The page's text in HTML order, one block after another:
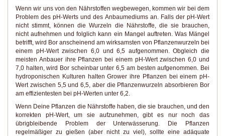
Wenn wir uns von den Nährstoffen wegbewegen, kommen wir bei dem
Problem des pH-Werts und des Anbaumediums an. Falls der pH-Wert
nicht stimmt, können die Wurzeln die Nährstoffe, die sie brauchen,
nicht aufnehmen und folglich kann ein Mangel auftreten. Was Mängel
betrifft, wird Bor anscheinend am wirksamsten von Pflanzenwurzeln bei
einem pH-Wert zwischen 6,0 und 6,5 aufgenommen. Obgleich die
meisten Anbauer ihre Pflanzen bei einem pH-Wert zwischen 6,0 und
7,0 halten, wird Bor scheinbar unter 6,5 am besten aufgenommen. Bei
hydroponischen Kulturen halten Grower ihre Pflanzen bei einem pH-
Wert zwischen 5,5 und 6,5, aber die Pflanzenwurzeln absorbieren Bor
am effizientesten bei pH-Werten unter 6,2.
Wenn Deine Pflanzen die Nährstoffe haben, die sie brauchen, und den
korrekten pH-Wert, um sie aufzunehmen, gibt es nur noch das
übrigbleibende Problem der Unterwässerung. Die Pflanzen
regelmäßiger zu gießen (aber nicht zu viel), sollte eine adäquate